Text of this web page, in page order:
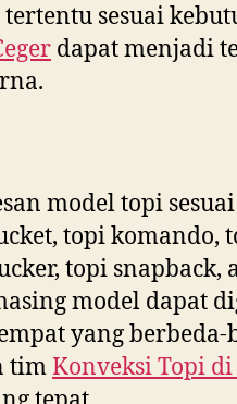
sesuai
dapat menjadi
model topi
topi komando,
topi snapback,
model dapat
yang berbeda-
timKonveksi Topi di